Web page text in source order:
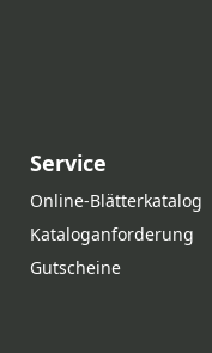
Service
Online‑Blätterkatalog
Kataloganforderung
Gutscheine